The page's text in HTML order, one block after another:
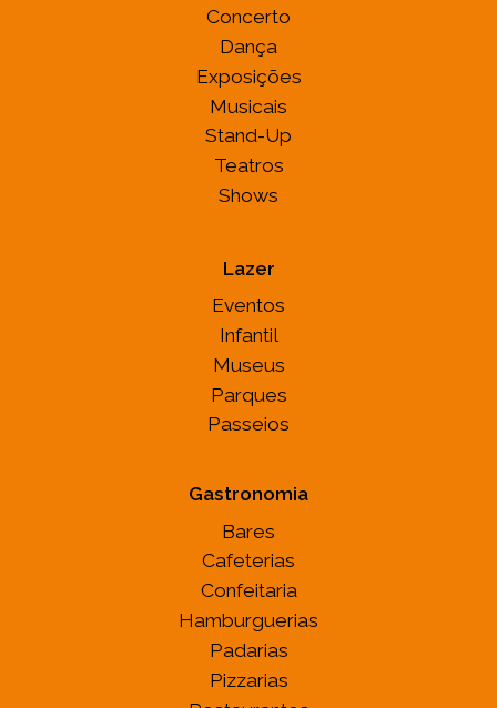
Concerto
Dança
Exposições
Musicais
Stand-Up
Teatros
Shows
Lazer
Eventos
Infantil
Museus
Parques
Passeios
Gastronomia
Bares
Cafeterias
Confeitaria
Hamburguerias
Padarias
Pizzarias